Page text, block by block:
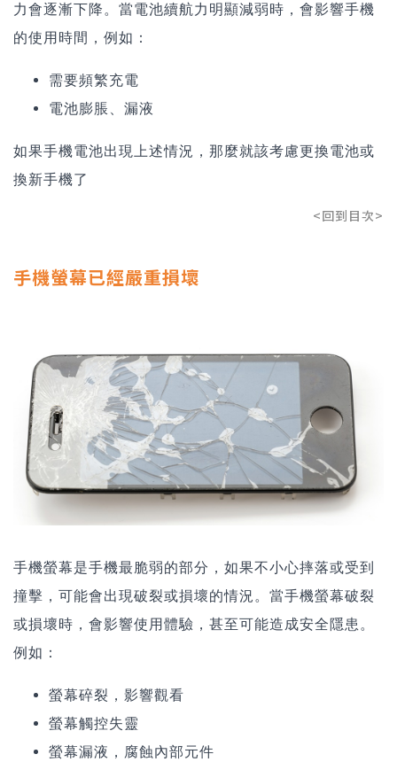
力會逐漸下降。當電池續航力明顯減弱時，會影響手機
的使用時間，例如：
需要頻繁充電
電池膨脹、漏液
如果手機電池出現上述情況，那麼就該考慮更換電池或
換新手機了
<回到目次>
手機螢幕已經嚴重損壞
手機螢幕是手機最脆弱的部分，如果不小心摔落或受到
撞擊，可能會出現破裂或損壞的情況。當手機螢幕破裂
或損壞時，會影響使用體驗，甚至可能造成安全隱患。
例如：
螢幕碎裂，影響觀看
螢幕觸控失靈
螢幕漏液，腐蝕內部元件